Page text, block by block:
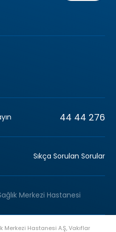
44 44 276
Sıkça Sorulan Sorular
Merkezi Hastanesi
Merkezi Hastanesi A.Ş, Vakıflar